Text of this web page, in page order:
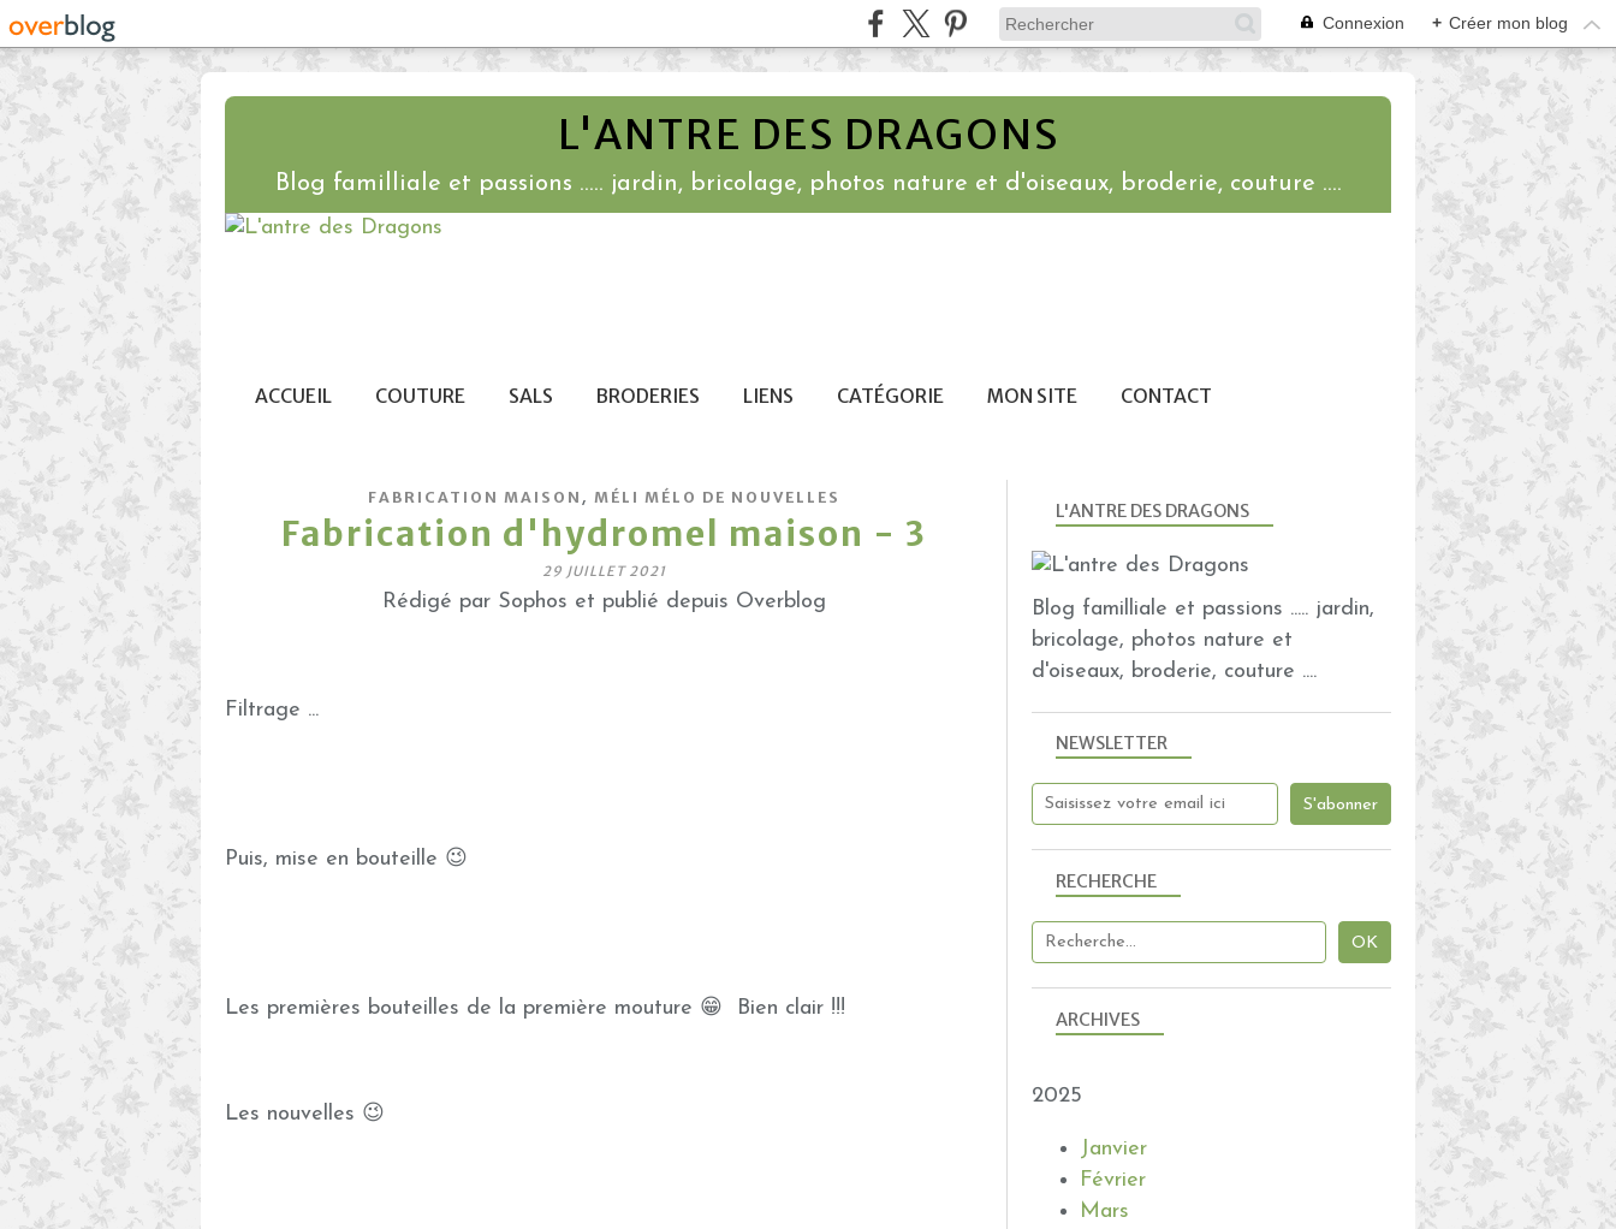
Connexion + Créer mon blog
L'ANTRE DES DRAGONS
Blog familliale et passions ..... jardin, bricolage, photos nature et d'oiseaux, broderie, couture ....
ACCUEIL COUTURE SALS BRODERIES LIENS CATÉGORIE MON SITE CONTACT
FABRICATION MAISON , MÉLI MÉLO DE NOUVELLES
Fabrication d'hydromel maison - 3
29 JUILLET 2021
Rédigé par Sophos et publié depuis Overblog
Filtrage ...
Puis, mise en bouteille 😉
Les premières bouteilles de la première mouture 😁 Bien clair !!!
Les nouvelles 😉
NEWSLETTER
RECHERCHE
L'ANTRE DES DRAGONS
Blog familliale et passions ..... jardin,
bricolage, photos nature et
d'oiseaux, broderie, couture ....
ARCHIVES
2025
Janvier
Février
Mars